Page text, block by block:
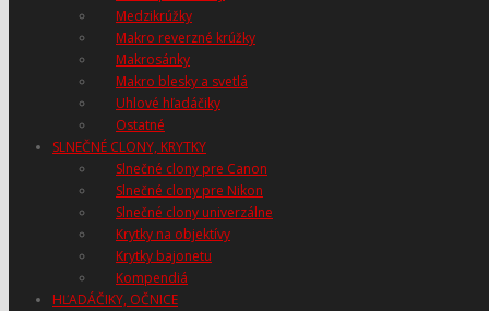
Medzikrúžky
Makro reverzné krúžky
Makrosánky
Makro blesky a svetlá
Uhlové hľadáčiky
Ostatné
SLNEČNÉ CLONY, KRYTKY
Slnečné clony pre Canon
Slnečné clony pre Nikon
Slnečné clony univerzálne
Krytky na objektívy
Krytky bajonetu
Kompendiá
HĽADÁČIKY, OČNICE